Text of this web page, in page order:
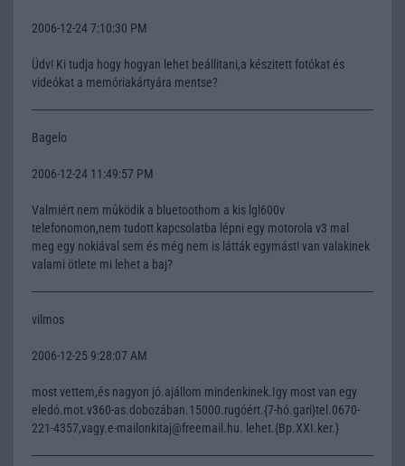
2006-12-24 7:10:30 PM
Üdv! Ki tudja hogy hogyan lehet beállitani,a készitett fotókat és
videókat a memóriakártyára mentse?
Bagelo
2006-12-24 11:49:57 PM
Valmiért nem mûködik a bluetoothom a kis lgl600v
telefonomon,nem tudott kapcsolatba lépni egy motorola v3 mal
meg egy nokiával sem és még nem is látták egymást! van valakinek
valami ötlete mi lehet a baj?
vilmos
2006-12-25 9:28:07 AM
most vettem,és nagyon jó.ajállom mindenkinek.Igy most van egy
eledó.mot.v360-as.dobozában.15000.rugóért.{7-hó.gari}tel.0670-
221-4357,vagy.e-mailonkitaj@freemail.hu. lehet.{Bp.XXI.ker.}